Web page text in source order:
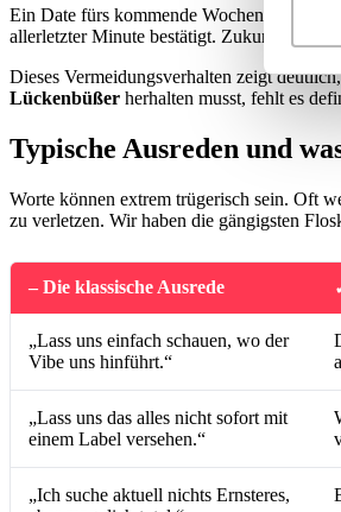
Ein Date fürs kommende Wochenende
allerletzter Minute bestätigt.
Dieses Vermeidungsverhalten zeigt
Lückenbüßer herhalten musst, fehlt es
Typische Ausreden und
Worte können extrem trügerisch sein. Oft
zu verletzen. Wir haben die gängigsten
– Die klassische Ausrede
„Lass uns einfach schauen, wo der
Vibe uns hinführt.“
„Lass uns das alles nicht sofort mit
einem Label versehen.“
„Ich suche aktuell nichts Ernsteres,